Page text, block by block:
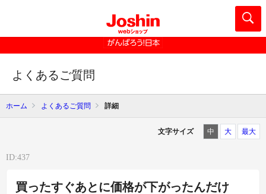
よくあるご質問
ホーム よくあるご質問 詳細
文字サイズ 中 大 最大
ID:437
買ったすぐあとに価格が下がったんだけ